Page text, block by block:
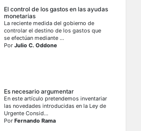
El control de los gastos en las ayudas
monetarias
La reciente medida del gobierno de
controlar el destino de los gastos que
se efectúan mediante ...
PorJulio C. Oddone
Es necesario argumentar
En este artículo pretendemos inventariar
las novedades introducidas en la Ley de
Urgente Consid...
PorFernando Rama